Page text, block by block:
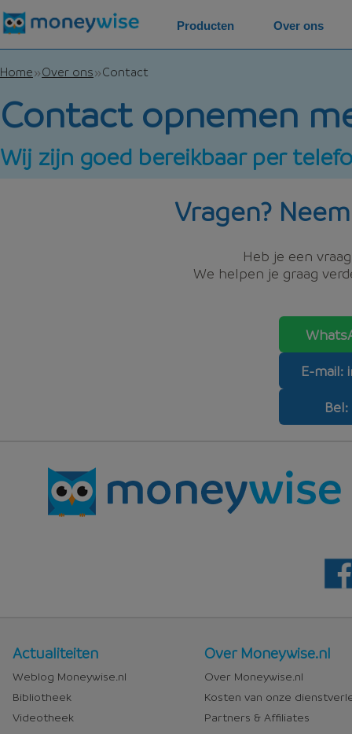
Home Over ons Contact
Contact opnemen
Wij zijn goed bereikbaar per
Vragen?
Heb je een
We helpen je graag
E-mail:
Producten Over ons
Nieuws
en
media
Actualiteiten
Weblog Moneywise.nl
Bibliotheek
Videotheek
Over
Moneywise
Over Moneywise.nl
Over Moneywise.nl
Kosten van onze
Partners & Affiliates